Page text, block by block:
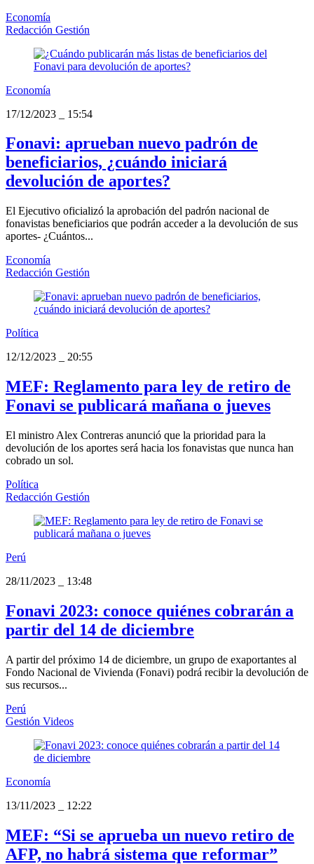
Economía
Redacción Gestión
Economía
17/12/2023
15:54
Fonavi: aprueban nuevo padrón de
beneficiarios, ¿cuándo iniciará
devolución de aportes?
El Ejecutivo oficializó la aprobación del padrón nacional de
fonavistas beneficiarios que podrán acceder a la devolución de sus
aportes- ¿Cuántos...
Economía
Redacción Gestión
Política
12/12/2023
20:55
MEF: Reglamento para ley de retiro de
Fonavi se publicará mañana o jueves
El ministro Alex Contreras anunció que la prioridad para la
devolución de los aportes será hacia los fonavistas que nunca han
cobrado un sol.
Política
Redacción Gestión
Perú
28/11/2023
13:48
Fonavi 2023: conoce quiénes cobrarán a
partir del 14 de diciembre
A partir del próximo 14 de diciembre, un grupo de exaportantes al
Fondo Nacional de Vivienda (Fonavi) podrá recibir la devolución de
sus recursos...
Perú
Gestión Videos
Economía
13/11/2023
12:22
MEF: “Si se aprueba un nuevo retiro de
AFP, no habrá sistema que reformar”